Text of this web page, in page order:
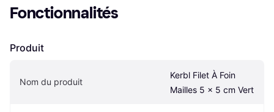
Fonctionnalités
Produit
Nom du produit
Kerbl Filet À Foin
Mailles 5 x 5 cm Vert